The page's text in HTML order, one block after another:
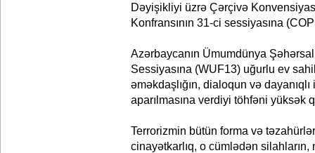
Dəyişikliyi üzrə Çərçivə
Konfransının 31-ci sessiyasına
Azərbaycanın Ümumdünya
Sessiyasına (WUF13) uğurlu ev
əməkdaşlığın, dialoqun və
aparılmasına verdiyi töhfəni yüksək
Terrorizmin bütün forma və
cinayətkarlıq, o cümlədən silahların,